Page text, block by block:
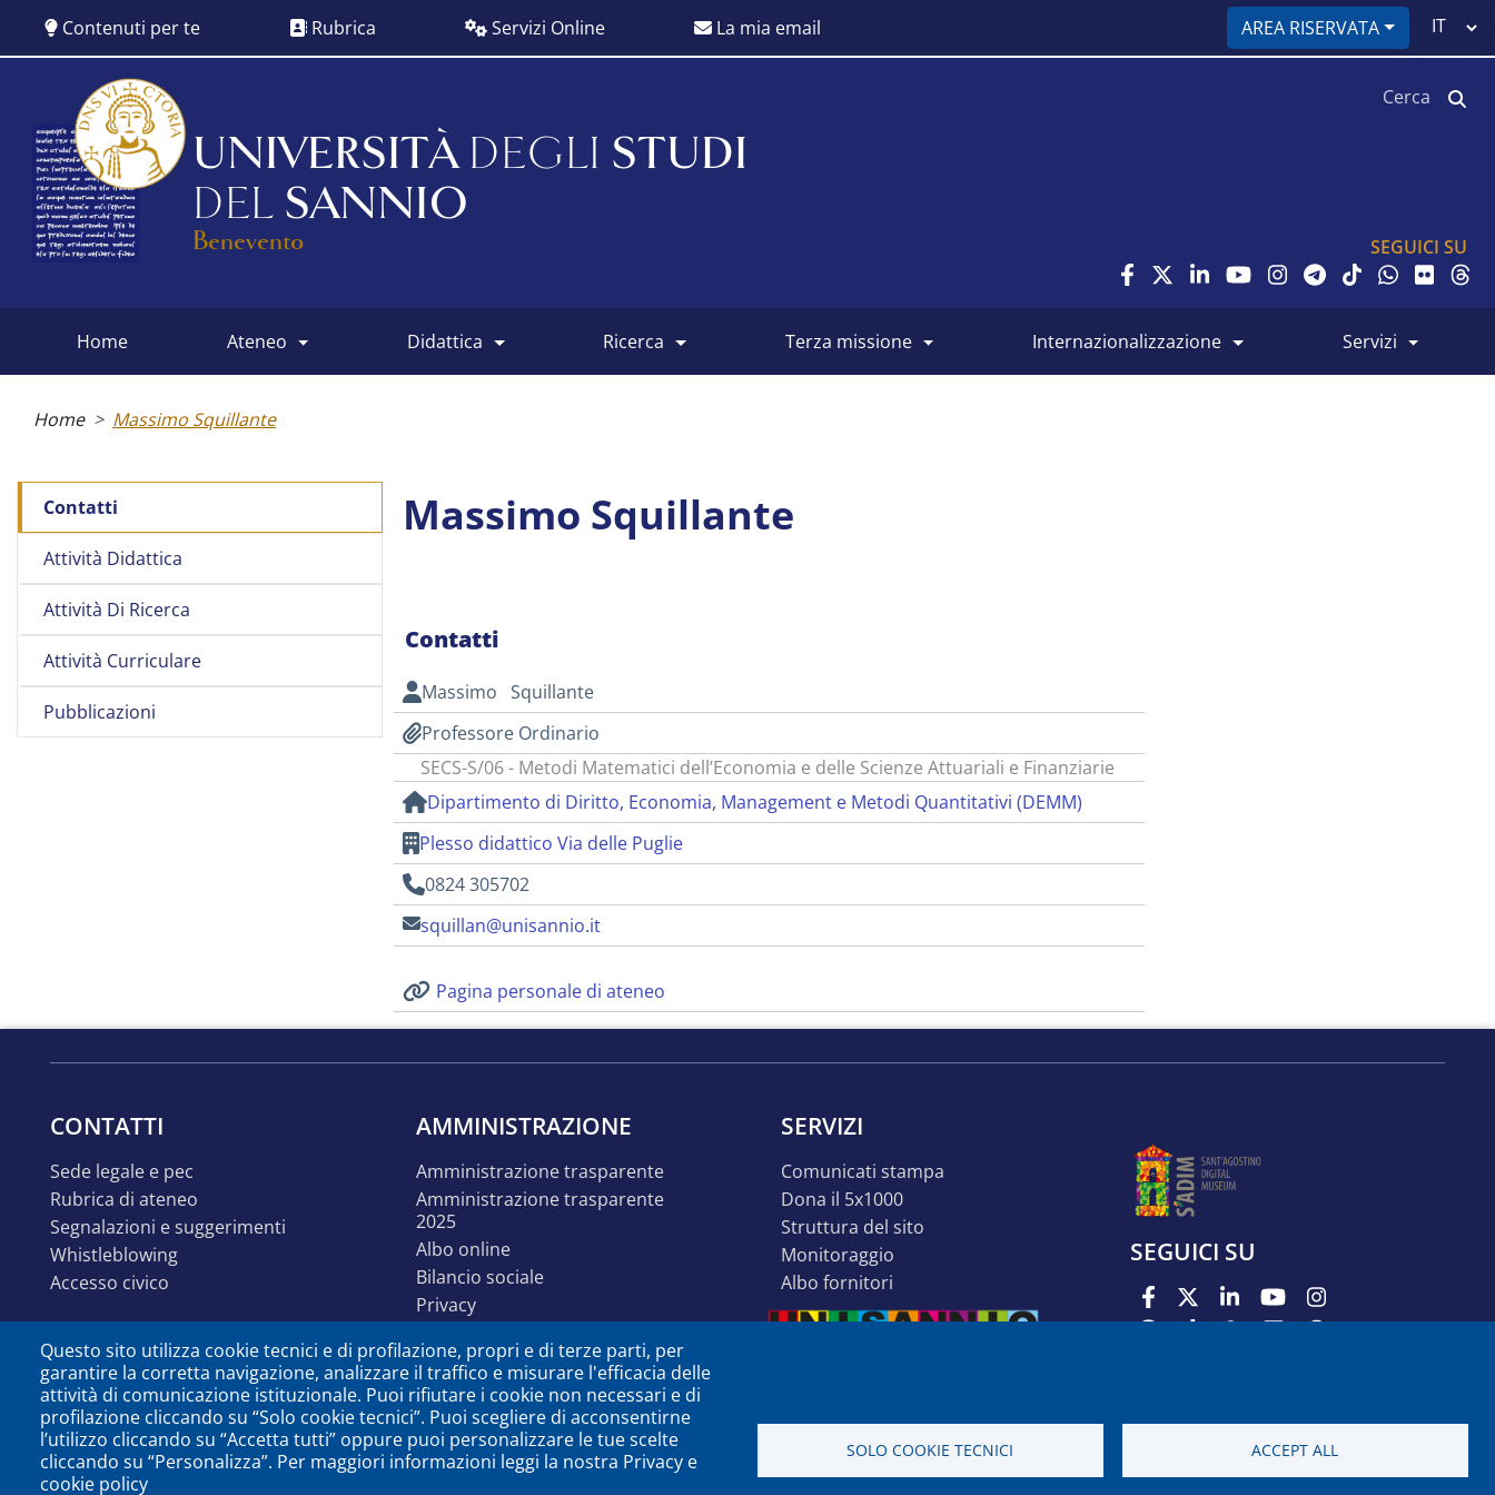
contenuto
Contenuti per te Rubrica Servizi Online La mia email AREA RISERVATA
Select
UNIVERSITÀ DEGLI STUDI
DEL SANNIO
Benevento SEGUICI SU
menu
home ateneo didattica ricerca terza missione internazionalizzazione servizi
Home Massimo Squillante
Contatti
Attività Didattica
Attività Di Ricerca
Attività Curriculare
Pubblicazioni
Massimo Squillante
Contatti
Massimo Squillante
Professore Ordinario
SECS-S/06 - Metodi Matematici dell’Economia e delle Scienze Attuariali e Finanziarie
Dipartimento di Diritto, Economia, Management e Metodi Quantitativi (DEMM)
Plesso didattico Via delle Puglie
0824 305702
squillan@unisannio.it
Pagina personale di ateneo
CONTATTI
sede legale e pec
rubrica di ateneo
segnalazioni e suggerimenti
whistleblowing
accesso civico
AMMINISTRAZIONE
amministrazione trasparente
amministrazione trasparente
2025
albo online
bilancio sociale
privacy
accessibilità
disabilità o dsa
identità e linee guida
comunicazione
open data
SERVIZI
comunicati stampa
dona il 5x1000
struttura del sito
monitoraggio
albo fornitori
SEGUICI SU
Questo sito utilizza cookie tecnici e di profilazione, propri e di terze parti, per
garantire la corretta navigazione, analizzare il traffico e misurare l'efficacia delle
attività di comunicazione istituzionale. Puoi rifiutare i cookie non necessari e di
profilazione cliccando su “Solo cookie tecnici”. Puoi scegliere di acconsentirne
l’utilizzo cliccando su “Accetta tutti” oppure puoi personalizzare le tue scelte
cliccando su “Personalizza”. Per maggiori informazioni leggi la nostra Privacy e
cookie policy
SOLO COOKIE TECNICI ACCEPT ALL